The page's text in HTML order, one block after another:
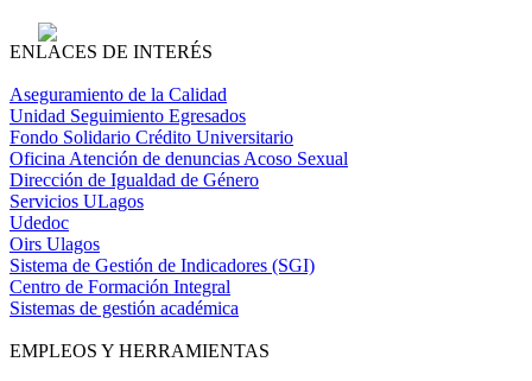
ENLACES DE INTERÉS
Aseguramiento de la Calidad
Unidad Seguimiento Egresados
Fondo Solidario Crédito Universitario
Oficina Atención de denuncias Acoso Sexual
Dirección de Igualdad de Género
Servicios ULagos
Udedoc
Oirs Ulagos
Sistema de Gestión de Indicadores (SGI)
Centro de Formación Integral
Sistemas de gestión académica
EMPLEOS Y HERRAMIENTAS